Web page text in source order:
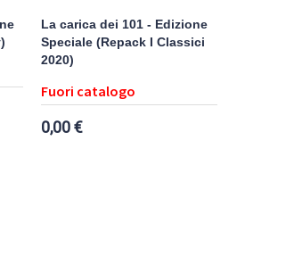
La carica dei 101 - Edizione
Speciale (Repack I Classici
2020)
Fuori catalogo
0,00 €